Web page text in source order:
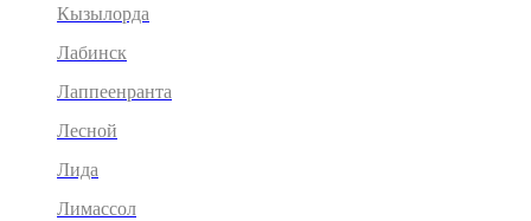
Кызылорда
Лабинск
Лаппеенранта
Лесной
Лида
Лимассол